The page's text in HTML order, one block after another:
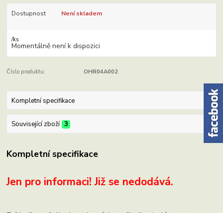
Dostupnost Není skladem
/ks
Momentálně není k dispozici
Číslo produktu: OHR04A002
Kompletní specifikace
Související zboží 3
Kompletní specifikace
Jen pro informaci! Již se nedodává.